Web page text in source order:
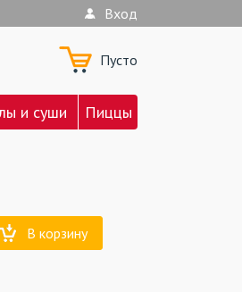
Вход
Пусто
и суши Пиццы
В корзину